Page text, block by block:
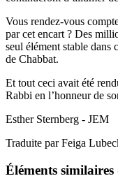
Vous rendez-vous
par cet encart ? Des
seul élément stable dans
de Chabbat.
Et tout ceci avait été
Rabbi en l’honneur de
Esther Sternberg - JEM
Traduite par Feiga
Éléments